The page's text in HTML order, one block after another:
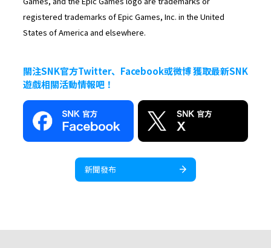
registered trademarks of Epic Games, Inc. in the United
States of America and elsewhere.
關注SNK官方Twitter、Facebook或微博 獲取最新SNK
遊戲相關活動情報吧！
新聞發布